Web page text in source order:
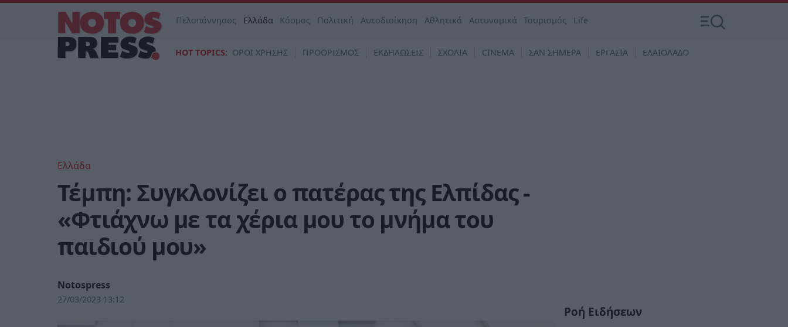
Πελοπόννησος Ελλάδα Κόσμος Πολιτική Αυτοδιοίκηση Αθλητικά Αστυνομικά Τουρισμός Life
HOT TOPICS: ΟΡΟΙ ΧΡΗΣΗΣ ΠΡΟΟΡΙΣΜΟΣ ΕΚΔΗΛΩΣΕΙΣ ΣΧΟΛΙΑ CINEMA ΣΑΝ ΣΗΜΕΡΑ ΕΡΓΑΣΙΑ ΕΛΑΙΟΛΑΔΟ
Ελλάδα
Τέμπη: Συγκλονίζει ο πατέρας της Ελπίδας -
«Φτιάχνω με τα χέρια μου το μνήμα του
παιδιού μου»
Notospress
27/03/2023 13:12
Ροή Ειδήσεων